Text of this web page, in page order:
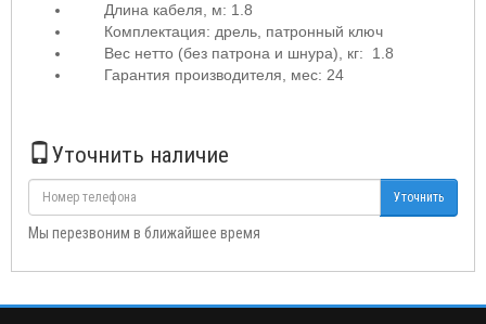
Длина кабеля, м: 1.8
Комплектация: дрель, патронный ключ
Вес нетто (без патрона и шнура), кг: 1.8
Гарантия производителя, мес: 24
Уточнить наличие
Уточнить
Мы перезвоним в ближайшее время